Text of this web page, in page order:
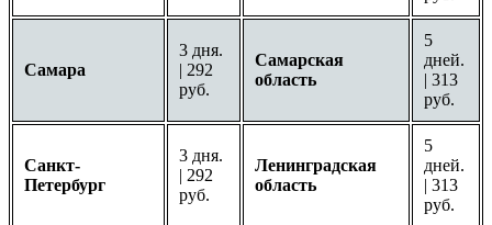
Самара
3 дня.
| 292
руб.
Самарская
область
5
дней.
| 313
руб.
Санкт-
Петербург
3 дня.
| 292
руб.
Ленинградская
область
5
дней.
| 313
руб.